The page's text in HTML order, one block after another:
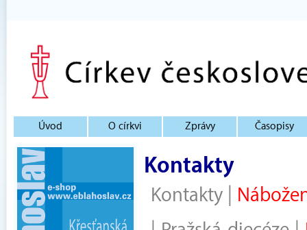
Úvod O církvi Zprávy Časopisy
Kontakty
Kontakty